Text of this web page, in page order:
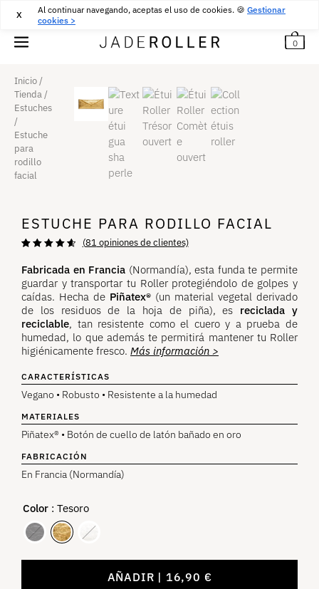
Al continuar navegando, aceptas el uso de cookies. 🍪 Gestionar
cookies >
X ENTREGA GRATUITA DESDE30€COMPRA
0
Inicio /
Tienda /
Estuches
/
Estuche
para
rodillo
facial
ESTUCHE PARA RODILLO FACIAL
4,79
sobre 5
basada en
opiniones de
clientes.
(81opiniones de clientes)
Fabricada en Francia (Normandía), esta funda te permite
guardar y transportar tu Roller protegiéndolo de golpes y
caídas. Hecha de Piñatex® (un material vegetal derivado
de los residuos de la hoja de piña), es reciclada y
reciclable, tan resistente como el cuero y a prueba de
humedad, lo que además te permitirá mantener tu Roller
higiénicamente fresco. Más información >
CARACTERÍSTICAS
Vegano • Robusto • Resistente a la humedad
MATERIALES
Piñatex® • Botón de cuello de latón bañado en oro
FABRICACIÓN
En Francia (Normandía)
Color : Tesoro
AÑADIR 16,90 €